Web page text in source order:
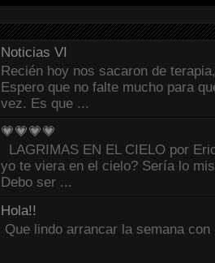
Noticias VI
Recién hoy nos sacaron de
Espero que no falte mucho para
vez. Es que ...
💗💗💗💗
LAGRIMAS EN EL CIELO por
yo te viera en el cielo? Sería lo
Debo ser ...
Hola!!
Que lindo arrancar la semana